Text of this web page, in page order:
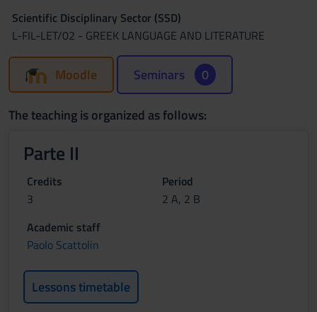
Scientific Disciplinary Sector (SSD)
L-FIL-LET/02 - GREEK LANGUAGE AND LITERATURE
Moodle Seminars 0
The teaching is organized as follows:
Parte II
Credits
3
Period
2 A, 2 B
Academic staff
Paolo Scattolin
Lessons timetable